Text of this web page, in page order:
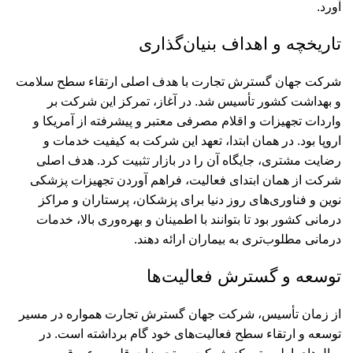
آورد.
تاریخچه و اهداف بنیان‌گذاری
شرکت جهان گسترش تجارت با هدف اصلی ارتقاء سطح سلامت
و بهداشت کشور تأسیس شد. در آغاز، تمرکز این شرکت بر
واردات تجهیزات و اقلام مصرفی معتبر و پیشرفته از آمریکا و
اروپا بود. در همان ابتدا، تعهد این شرکت به کیفیت خدمات و
رضایت مشتری، جایگاه آن را در بازار تثبیت کرد. هدف اصلی
شرکت از همان ابتدای فعالیت، فراهم آوردن تجهیزات پزشکی
نوین و فناوری‌های روز دنیا برای پزشکان، پرستاران و مراکز
درمانی کشور بود تا بتوانند با اطمینان و بهره‌وری بالا، خدمات
درمانی مطلوب‌تری به بیماران ارائه دهند.
توسعه و گسترش فعالیت‌ها
از زمان تأسیس، شرکت جهان گسترش تجارت همواره در مسیر
توسعه و ارتقاء سطح فعالیت‌های خود گام برداشته است. در